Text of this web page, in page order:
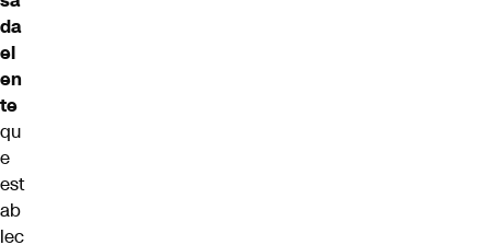
da
el
en
te
qu
e
est
ab
lec